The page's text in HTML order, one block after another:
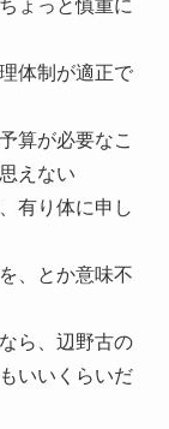
ょっと慎重に
体制が適正で
算が必要なこ
えない
有り体に申し
、とか意味不
ら、辺野古の
いいくらいだ